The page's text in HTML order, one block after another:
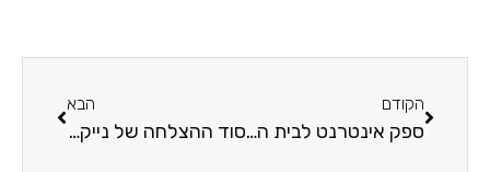
הקודם
ספק אינטרנט לבית העסק – המדריך המלא
הבא
סוד ההצלחה של נייק: מהמיתוג ועד להצלחה עולמית